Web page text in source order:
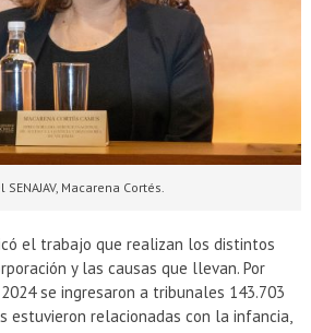
Macarena Cortés.
el trabajo que realizan los distintos
y las causas que llevan. Por
se ingresaron a tribunales 143.703
estuvieron relacionadas con la infancia,